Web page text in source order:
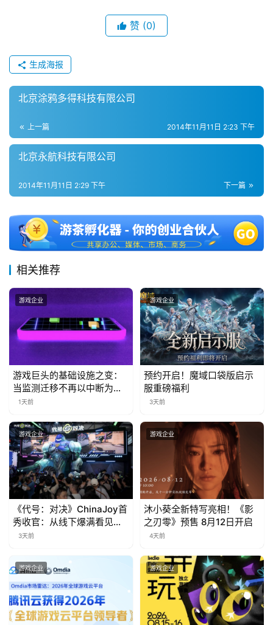
第
十
三
金
茶
奖
7
月
0
游
茶
对
接
会
上
海
站
中
文
(
赞 (0)
生成海报
北京涂鸦多得科技有限公司
上一篇 2014年11月11日 2:23 下午
北京永航科技有限公司
下一篇
2014年11月11日 2:29 下午
相关推荐
游戏企业
游戏巨头的基础设施之变：
当监测迁移不再以中断为代
价
1天前
游戏企业
预约开启！魔域口袋版启示
服重磅福利
3天前
游戏企业
《代号：对决》ChinaJoy首
秀收官：从线下爆满看见玩
家的真实期待
3天前
游戏企业
沐小葵全新特写亮相！《影
之刃零》预售 8月12日开启
4天前
游戏企业 游戏企业